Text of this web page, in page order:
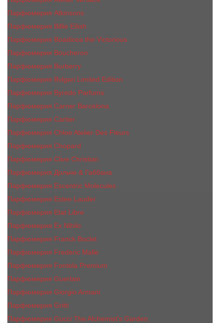
Парфюмерия Atkinsons
Парфюмерия Billie Eilish
Парфюмерия Boadicea the Victorious
Парфюмерия Boucheron
Парфюмерия Burberry
Парфюмерия Bvlgari Limited Edition
Парфюмерия Byredo Parfums
Парфюмерия Carner Barcelona
Парфюмерия Cartier
Парфюмерия Chloe Atelier Des Fleurs
Парфюмерия Сhopard
Парфюмерия Clive Christian
Парфюмерия Дольче & Габбана
Парфюмерия Escentric Molecules
Парфюмерия Estee Lаudеr
Парфюмерия Etat Libre
Парфюмерия Ex Nihilo
Парфюмерия Franck Boclet
Парфюмерия Frеderic Mаlle
Парфюмерия Fontela Premium
Парфюмерия Guerlain
Парфюмерия Giorgio Armani
Парфюмерия Gritti
Парфюмерия Gucci The Alchemist’s Garden.